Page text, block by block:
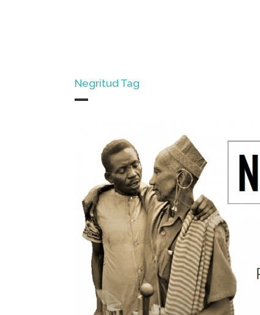
Negritud Tag